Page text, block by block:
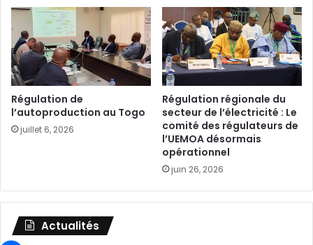
Régulation de
l’autoproduction au Togo
juillet 6, 2026
Régulation régionale du
secteur de l’électricité : Le
comité des régulateurs de
l’UEMOA désormais
opérationnel
juin 26, 2026
Actualités